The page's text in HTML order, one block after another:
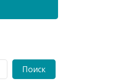
Поиск